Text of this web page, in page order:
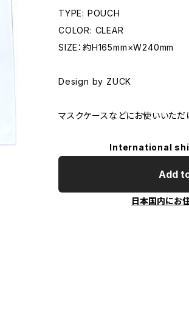
TYPE: POUCH
COLOR: CLEAR
SIZE：約H165mm×W240mm
Design by ZUCK
マスクケースなどにお使いいただ
International
Add
日本国内にお